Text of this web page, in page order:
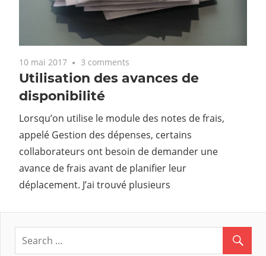
10 mai 2017 3 comments
Utilisation des avances de
disponibilité
Lorsqu’on utilise le module des notes de frais,
appelé Gestion des dépenses, certains
collaborateurs ont besoin de demander une
avance de frais avant de planifier leur
déplacement. J’ai trouvé plusieurs